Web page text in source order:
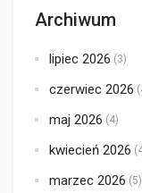
Archiwum
lipiec 2026 (3)
czerwiec 2026
maj 2026 (4)
kwiecień 2026
marzec 2026 (5)